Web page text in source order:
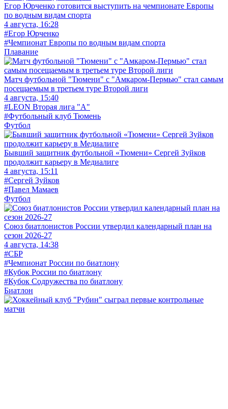
Егор Юрченко готовится выступить на чемпионате Европы
по водным видам спорта
4 августа, 16:28
#Егор Юрченко
#Чемпионат Европы по водным видам спорта
Плавание
Матч футбольной "Тюмени" с "Амкаром-Пермью" стал самым
посещаемым в третьем туре Второй лиги
4 августа, 15:40
#LEON Вторая лига "А"
#Футбольный клуб Тюмень
Футбол
Бывший защитник футбольной «Тюмени» Сергей Зуйков
продолжит карьеру в Медиалиге
4 августа, 15:11
#Сергей Зуйков
#Павел Мамаев
Футбол
Союз биатлонистов России утвердил календарный план на
сезон 2026-27
4 августа, 14:38
#СБР
#Чемпионат России по биатлону
#Кубок России по биатлону
#Кубок Содружества по биатлону
Биатлон